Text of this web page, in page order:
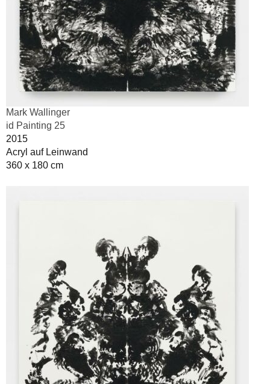
Mark Wallinger
id Painting 25
2015
Acryl auf Leinwand
360 x 180 cm